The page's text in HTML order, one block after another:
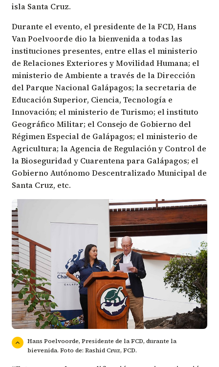
isla Santa Cruz.
Durante el evento, el presidente de la FCD, Hans
Van Poelvoorde dio la bienvenida a todas las
instituciones presentes, entre ellas el ministerio
de Relaciones Exteriores y Movilidad Humana; el
ministerio de Ambiente a través de laDirección
del Parque Nacional Galápagos; la secretaria de
Educación Superior, Ciencia, Tecnología e
Innovación; el ministerio de Turismo; el instituto
Geográfico Militar; el Consejo de Gobierno del
Régimen Especial de Galápagos; el ministerio de
Agricultura; laAgencia de Regulación y Control de
la Bioseguridad y Cuarentena para Galápagos; el
Gobierno Autónomo Descentralizado Municipal de
Santa Cruz, etc.
Hans Poelvoorde, Presidente de la FCD, durante la
bievenida. Foto de: Rashid Cruz, FCD.